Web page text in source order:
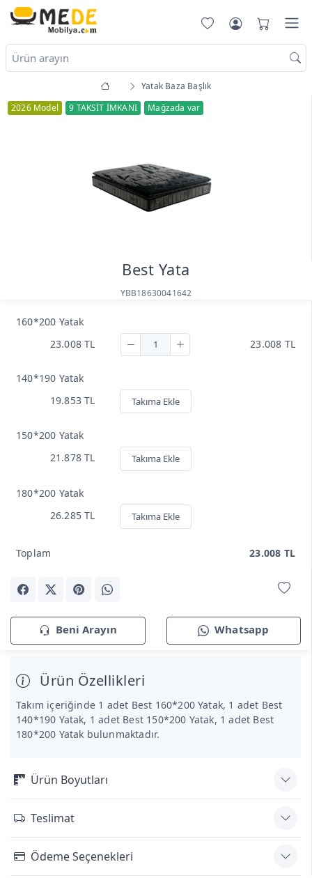
Yatak Baza Başlık
2026 Model
9 TAKSİT İMKANI Mağzada var
Best Yata
YBB18630041642
160*200 Yatak
23.008 TL
23.008 TL
140*190 Yatak
19.853 TL
Takıma Ekle
150*200 Yatak
21.878 TL
Takıma Ekle
180*200 Yatak
26.285 TL
Takıma Ekle
Toplam 23.008 TL
Beni Arayın Whatsapp
Ürün Özellikleri
Takım içeriğinde 1 adet Best 160*200 Yatak, 1 adet Best
140*190 Yatak, 1 adet Best 150*200 Yatak, 1 adet Best
180*200 Yatak bulunmaktadır.
Ürün Boyutları
Teslimat
Ödeme Seçenekleri